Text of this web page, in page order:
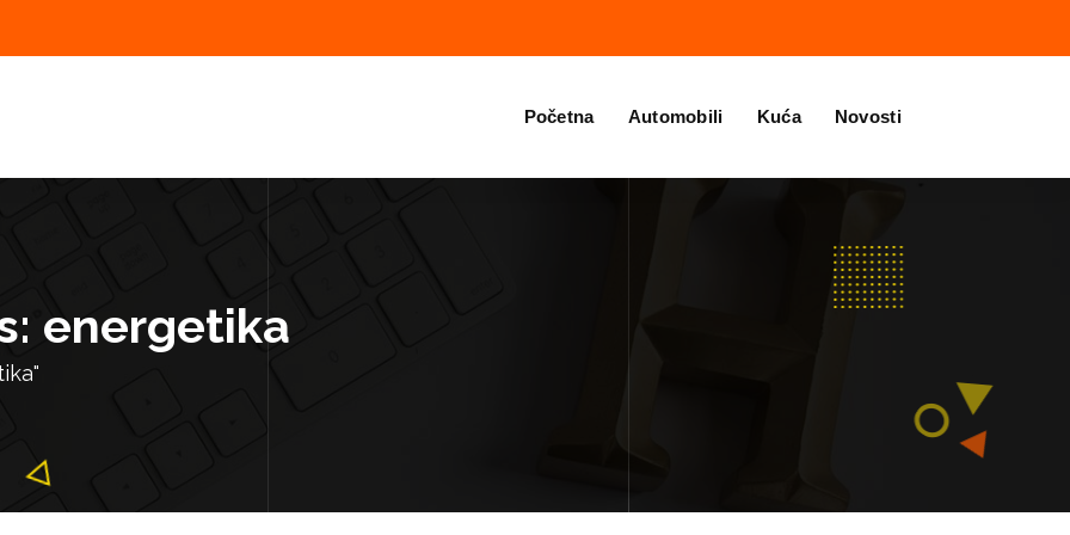
Početna Automobili Kuća Novosti
energetika